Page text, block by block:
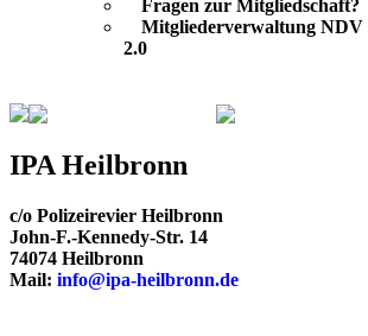
Fragen zur Mitgliedschaft?
Mitgliederverwaltung NDV
2.0
IPA Heilbronn
c/o Polizeirevier Heilbronn
John-F.-Kennedy-Str. 14
74074 Heilbronn
Mail: info@ipa-heilbronn.de